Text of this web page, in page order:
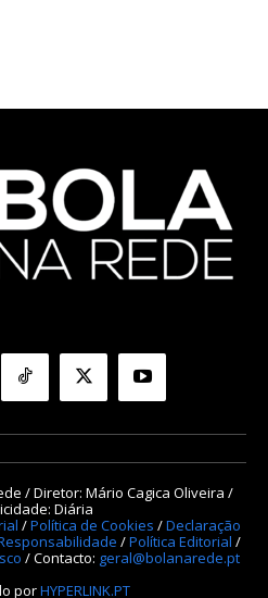
/ Diretor: Mário Cagica Oliveira /
Diária
/Política de Cookies /Declaração
/Política Editorial /
/ Contacto: geral@bolanarede.pt
porHYPERLINK.PT